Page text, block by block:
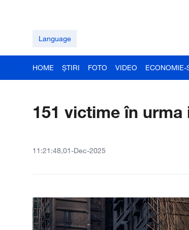
Language
HOME ȘTIRI FOTO VIDEO ECONOMIE-
151 victime în
11:21:48,01-Dec-2025